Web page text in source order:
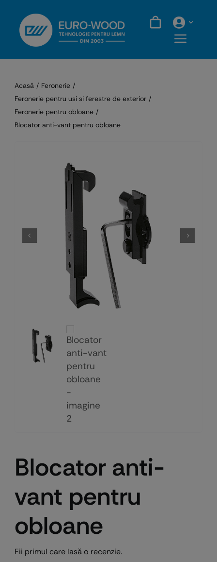
content
Acasă
Feronerie
Feronerie pentru usi si ferestre de exterior
Feronerie pentru obloane
Blocator anti-vant pentru obloane
Blocator anti-
vant pentru
obloane
Fii primul care lasă o recenzie.